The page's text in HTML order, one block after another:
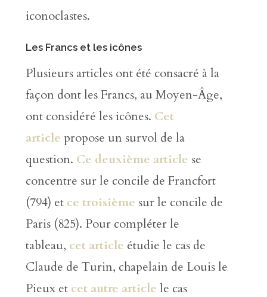
iconoclastes.
Les Francs et les icônes
Plusieurs articles ont été consacré à la
façon dont les Francs, au Moyen-Âge,
ont considéré les icônes. Cet
article propose un survol de la
question. Ce deuxième article se
concentre sur le concile de Francfort
(794) et ce troisième sur le concile de
Paris (825). Pour compléter le
tableau, cet article étudie le cas de
Claude de Turin, chapelain de Louis le
Pieux et cet autre article le cas